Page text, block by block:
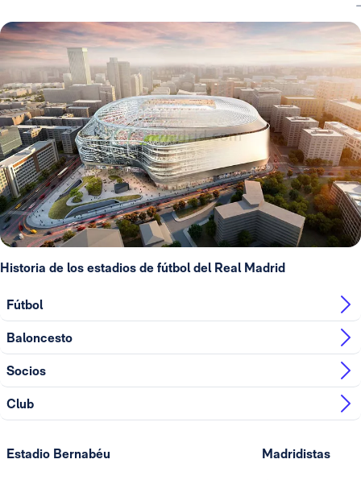
Historia de los estadios de fútbol del Real Madrid
Fútbol
Baloncesto
Socios
Club
Estadio Bernabéu Madridistas